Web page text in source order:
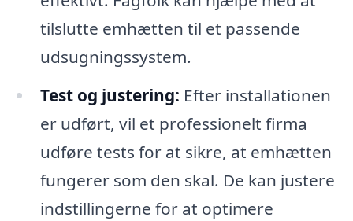
tilslutte emhætten til et passende
udsugningssystem.
Test og justering: Efter installationen
er udført, vil et professionelt firma
udføre tests for at sikre, at emhætten
fungerer som den skal. De kan justere
indstillingerne for at optimere